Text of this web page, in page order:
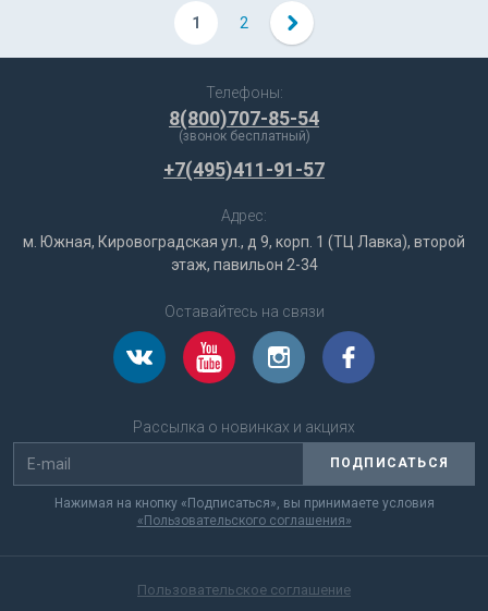
1 2
Телефоны:
8(800)707-85-54
(звонок бесплатный)
+7(495)411-91-57
Адрес:
м. Южная, Кировоградская ул., д 9, корп. 1 (ТЦ Лавка), второй
этаж, павильон 2-34
Оставайтесь на связи
Рассылка о новинках и акциях
ПОДПИСАТЬСЯ
Нажимая на кнопку «Подписаться», вы принимаете условия
«Пользовательского соглашения»
Пользовательское соглашение